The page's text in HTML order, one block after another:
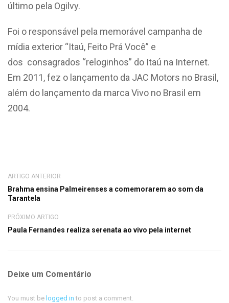
último pela Ogilvy.
Foi o responsável pela memorável campanha de
mídia exterior “Itaú, Feito Prá Você” e
dos consagrados “reloginhos” do Itaú na Internet.
Em 2011, fez o lançamento da JAC Motors no Brasil,
além do lançamento da marca Vivo no Brasil em
2004.
ARTIGO ANTERIOR
Brahma ensina Palmeirenses a comemorarem ao som da
Tarantela
PRÓXIMO ARTIGO
Paula Fernandes realiza serenata ao vivo pela internet
Deixe um Comentário
You must be logged in to post a comment.